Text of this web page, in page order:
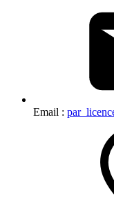
Email :